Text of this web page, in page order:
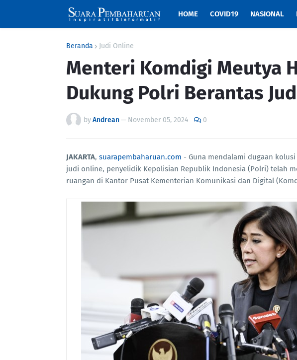
HOME COVID19 NASIONAL
Beranda Judi Online
Menteri Komdigi Meutya
Dukung Polri Berantas
byAndrean— November 05, 2024 0
JAKARTA, suarapembaharuan.com - Guna mendalami dugaan
judi online, penyelidik Kepolisian Republik Indonesia (Polri) telah
ruangan di Kantor Pusat Kementerian Komunikasi dan Digital